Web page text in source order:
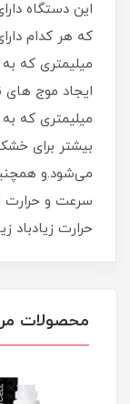
بیشتر برای
سرعت و حرارت
حرارت زیادباد
محصولات